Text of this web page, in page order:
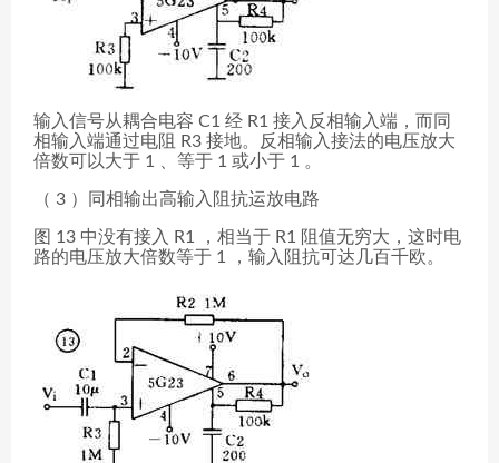
输入信号从耦合电容 C1 经 R1 接入反相输入端，而同
相输入端通过电阻 R3 接地。反相输入接法的电压放大
倍数可以大于 1 、等于 1 或小于 1 。
（ 3 ）同相输出高输入阻抗运放电路
图 13 中没有接入 R1 ，相当于 R1 阻值无穷大，这时电
路的电压放大倍数等于 1 ，输入阻抗可达几百千欧。